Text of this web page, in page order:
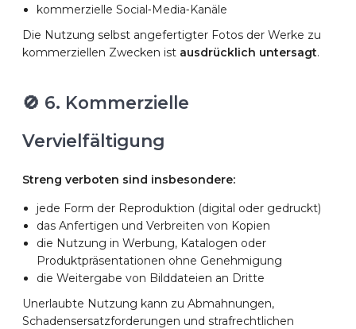
kommerzielle Social‑Media‑Kanäle
Die Nutzung selbst angefertigter Fotos der Werke zu
kommerziellen Zwecken ist ausdrücklich untersagt.
🚫 6. Kommerzielle
Vervielfältigung
Streng verboten sind insbesondere:
jede Form der Reproduktion (digital oder gedruckt)
das Anfertigen und Verbreiten von Kopien
die Nutzung in Werbung, Katalogen oder
Produktpräsentationen ohne Genehmigung
die Weitergabe von Bilddateien an Dritte
Unerlaubte Nutzung kann zu Abmahnungen,
Schadensersatzforderungen und strafrechtlichen